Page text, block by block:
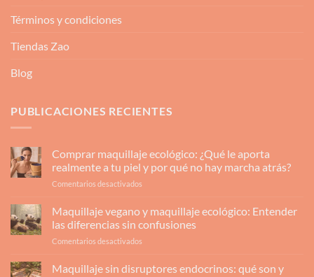
Términos y condiciones
Tiendas Zao
Blog
PUBLICACIONES RECIENTES
Comprar maquillaje ecológico: ¿Qué le aporta
realmente a tu piel y por qué no hay marcha atrás?
Comentarios desactivados
ecológico:
¿Qué
realmente
Maquillaje vegano y maquillaje ecológico: Entender
las diferencias sin confusiones
Comentarios desactivados
vegano
Maquillaje sin disruptores endocrinos: qué son y